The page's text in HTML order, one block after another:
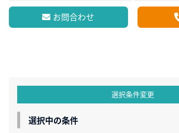
お問合わせ
選択条件変更
選択中の条件